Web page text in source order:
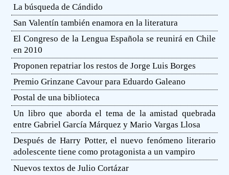
La búsqueda de Cándido
San Valentín también enamora en la literatura
El Congreso de la Lengua Española se reunirá en Chile
en 2010
Proponen repatriar los restos de Jorge Luis Borges
Premio Grinzane Cavour para Eduardo Galeano
Postal de una biblioteca
Un libro que aborda el tema de la amistad quebrada
entre Gabriel García Márquez y Mario Vargas Llosa
Después de Harry Potter, el nuevo fenómeno literario
adolescente tiene como protagonista a un vampiro
Nuevos textos de Julio Cortázar